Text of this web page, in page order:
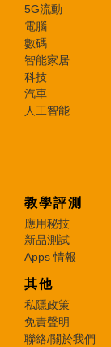
5G流動
電腦
數碼
智能家居
科技
汽車
人工智能
教學評測
應用秘技
新品測試
Apps 情報
其他
私隱政策
免責聲明
聯絡/關於我們